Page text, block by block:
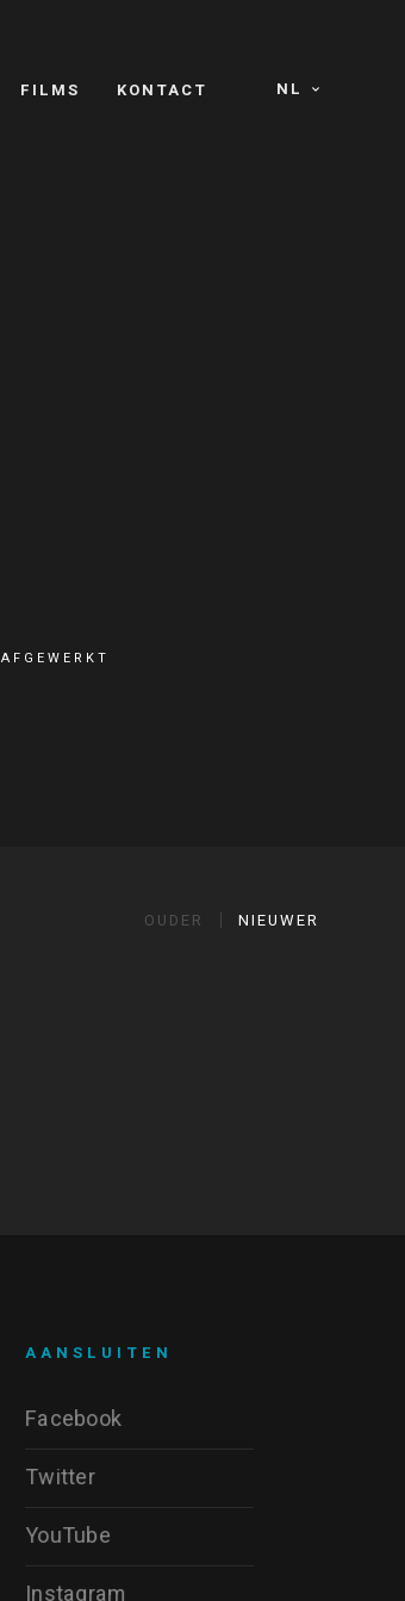
NL
FILMS KONTACT
AFGEWERKT
OUDER NIEUWER
AANSLUITEN
Facebook
Twitter
YouTube
Instagram